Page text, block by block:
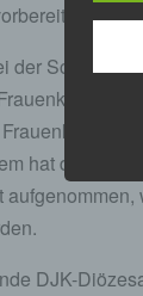
der Schüler-
hat der DJK-
DJK-